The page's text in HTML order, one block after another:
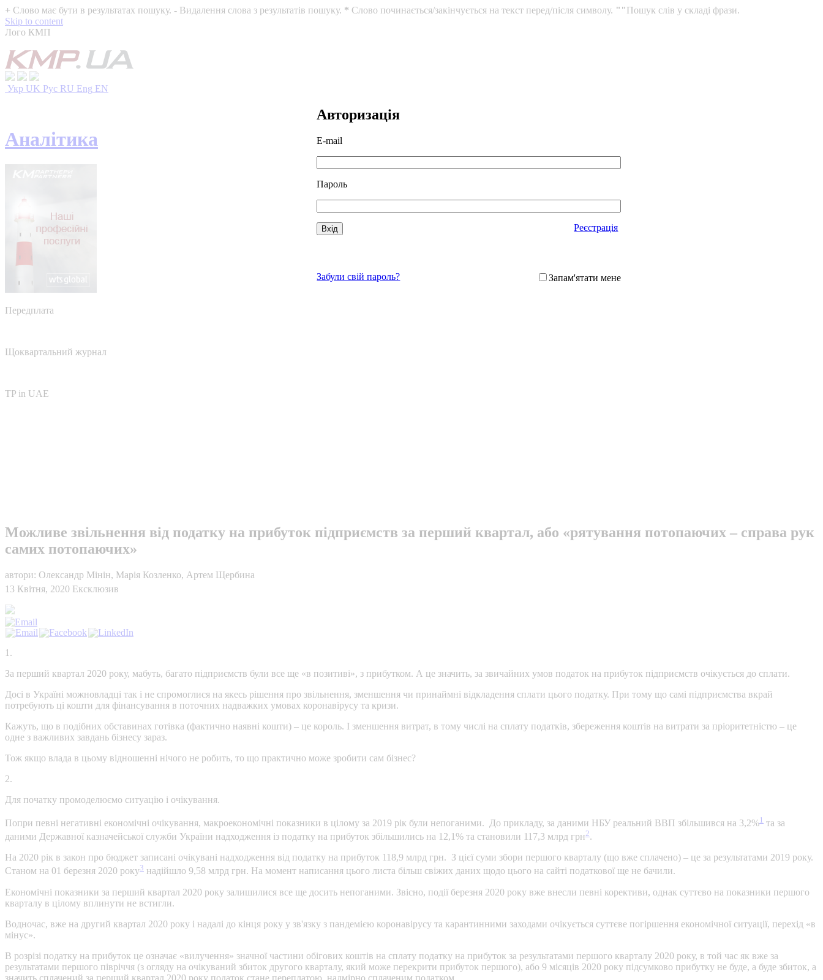
+ Слово має бути в результатах пошуку. - Видалення слова з результатів пошуку. * Слово починається/закінчується на текст перед/після символу. ""Пошук слів у складі фрази.
Skip to content
Лого КМП
Укр UK Рус RU Eng EN
Авторизація
E-mail
Пароль
Реєстрація
Забули свій пароль? Запам'ятати мене
Аналітика
Передплата
Щоквартальний журнал
TP in UAE
Можливе звільнення від податку на прибуток підприємств за перший квартал, або «рятування потопаючих – справа рук
самих потопаючих»
автори: Олександр Мінін, Марія Козленко, Артем Щербина
13 Квітня, 2020 Ексклюзив
1.
За перший квартал 2020 року, мабуть, багато підприємств були все ще «в позитиві», з прибутком. А це значить, за звичайних умов податок на прибуток підприємств очікується до сплати.
Досі в Україні можновладці так і не спромоглися на якесь рішення про звільнення, зменшення чи принаймні відкладення сплати цього податку. При тому що самі підприємства вкрай
потребують ці кошти для фінансування в поточних надважких умовах коронавірусу та кризи.
Кажуть, що в подібних обставинах готівка (фактично наявні кошти) – це король. І зменшення витрат, в тому числі на сплату податків, збереження коштів на витрати за пріоритетністю – це
одне з важливих завдань бізнесу зараз.
Тож якщо влада в цьому відношенні нічого не робить, то що практично може зробити сам бізнес?
2.
Для початку промоделюємо ситуацію і очікування.
Попри певні негативні економічні очікування, макроекономічні показники в цілому за 2019 рік були непоганими. До прикладу, за даними НБУ реальний ВВП збільшився на 3,2%1 та за
даними Державної казначейської служби України надходження із податку на прибуток збільшились на 12,1% та становили 117,3 млрд грн2.
На 2020 рік в закон про бюджет записані очікувані надходження від податку на прибуток 118,9 млрд грн. З цієї суми збори першого кварталу (що вже сплачено) – це за результатами 2019 року.
Cтаном на 01 березня 2020 року3 надійшло 9,58 млрд грн. На момент написання цього листа більш свіжих даних щодо цього на сайті податкової ще не бачили.
Економічні показники за перший квартал 2020 року залишилися все ще досить непоганими. Звісно, події березня 2020 року вже внесли певні корективи, однак суттєво на показники першого
кварталу в цілому вплинути не встигли.
Водночас, вже на другий квартал 2020 року і надалі до кінця року у зв'язку з пандемією коронавірусу та карантинними заходами очікується суттєве погіршення економічної ситуації, перехід «в
мінус».
В розрізі податку на прибуток це означає «вилучення» значної частини обігових коштів на сплату податку на прибуток за результатами першого кварталу 2020 року, в той час як вже за
результатами першого півріччя (з огляду на очікуваний збиток другого кварталу, який може перекрити прибуток першого), або 9 місяців 2020 року підсумково прибутку не буде, а буде збиток, а
значить сплачений за перший квартал 2020 року податок стане переплатою, надмірно сплаченим податком.